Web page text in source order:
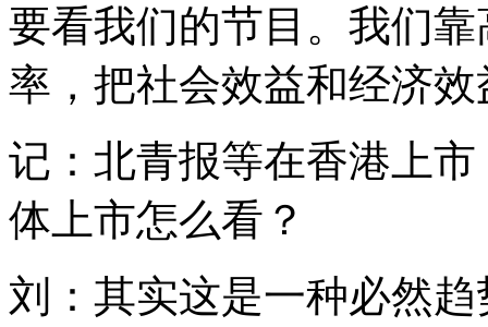
要看我们的节目。我们
率，把社会效益和经济
记：北青报等在香港上
体上市怎么看？
刘：其实这是一种必然